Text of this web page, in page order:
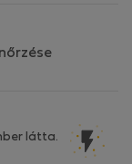
látta.